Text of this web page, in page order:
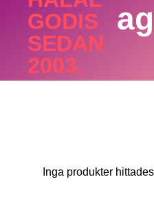
Inga produkter